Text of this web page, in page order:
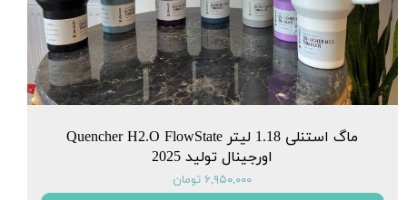
ماگ استنلی 1.18 لیتر Quencher H2.O FlowState
اورجینال تولید 2025
۶,۹۵۰,۰۰۰ تومان